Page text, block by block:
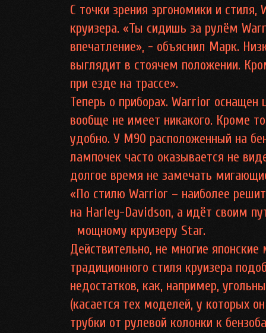
С точки зрения эргономики и
круизера. «Ты сидишь за рулём
впечатление», - объяснил Марк.
выглядит в стоячем положении.
при езде на трассе».
Теперь о приборах. Warrior
вообще не имеет никакого. Кроме
удобно. У M90 расположенный на
лампочек часто оказывается не
долгое время не замечать
«По стилю Warrior – наиболее
на Harley-Davidson, а идёт своим
мощному круизеру Star.
Действительно, не многие
традиционного стиля круизера
недостатков, как, например,
(касается тех моделей, у которых
трубки от рулевой колонки к